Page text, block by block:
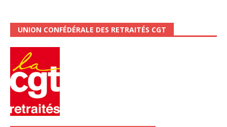
UNION CONFÉDÉRALE DES RETRAITÉS CGT